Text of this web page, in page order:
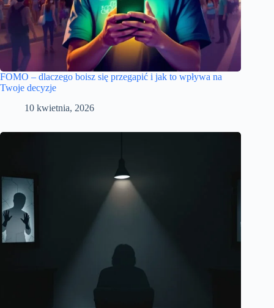
FOMO – dlaczego boisz się przegapić i jak to wpływa na
Twoje decyzje
10 kwietnia, 2026